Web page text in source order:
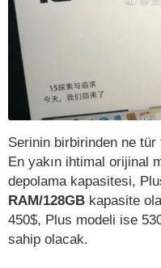
Serinin birbirinden ne
En yakın ihtimal orijinal
depolama kapasitesi,
RAM/128GB kapasite
450$, Plus modeli ise
sahip olacak.